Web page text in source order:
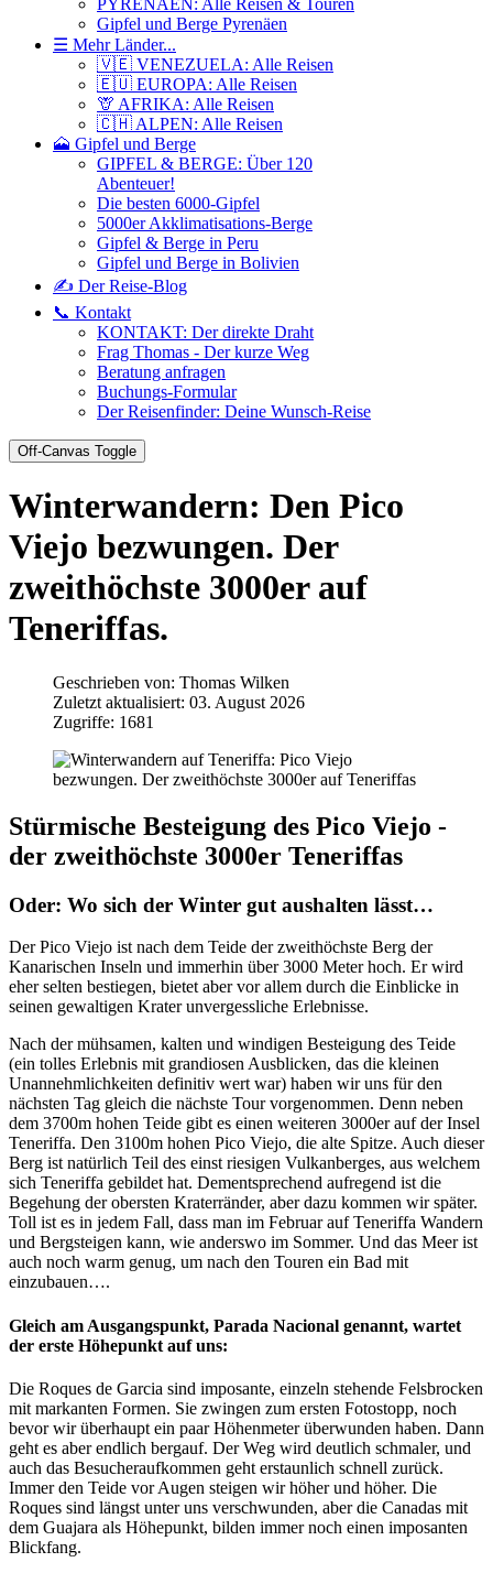
PYRENÄEN: Alle Reisen & Touren
Gipfel und Berge Pyrenäen
☰ Mehr Länder...
🇻🇪 VENEZUELA: Alle Reisen
🇪🇺 EUROPA: Alle Reisen
🦒 AFRIKA: Alle Reisen
🇨🇭 ALPEN: Alle Reisen
🗻 Gipfel und Berge
GIPFEL & BERGE: Über 120
Abenteuer!
Die besten 6000-Gipfel
5000er Akklimatisations-Berge
Gipfel & Berge in Peru
Gipfel und Berge in Bolivien
✍️ Der Reise-Blog
📞 Kontakt
KONTAKT: Der direkte Draht
Frag Thomas - Der kurze Weg
Beratung anfragen
Buchungs-Formular
Der Reisenfinder: Deine Wunsch-Reise
Off-Canvas Toggle
Winterwandern: Den Pico
Viejo bezwungen. Der
zweithöchste 3000er auf
Teneriffas.
Geschrieben von: Thomas Wilken
Zuletzt aktualisiert: 03. August 2026
Zugriffe: 1681
Stürmische Besteigung des Pico Viejo -
der zweithöchste 3000er Teneriffas
Oder: Wo sich der Winter gut aushalten lässt…
Der Pico Viejo ist nach dem Teide der zweithöchste Berg der
Kanarischen Inseln und immerhin über 3000 Meter hoch. Er wird
eher selten bestiegen, bietet aber vor allem durch die Einblicke in
seinen gewaltigen Krater unvergessliche Erlebnisse.
Nach der mühsamen, kalten und windigen Besteigung des Teide
(ein tolles Erlebnis mit grandiosen Ausblicken, das die kleinen
Unannehmlichkeiten definitiv wert war) haben wir uns für den
nächsten Tag gleich die nächste Tour vorgenommen. Denn neben
dem 3700m hohen Teide gibt es einen weiteren 3000er auf der Insel
Teneriffa. Den 3100m hohen Pico Viejo, die alte Spitze. Auch dieser
Berg ist natürlich Teil des einst riesigen Vulkanberges, aus welchem
sich Teneriffa gebildet hat. Dementsprechend aufregend ist die
Begehung der obersten Kraterränder, aber dazu kommen wir später.
Toll ist es in jedem Fall, dass man im Februar auf Teneriffa Wandern
und Bergsteigen kann, wie anderswo im Sommer. Und das Meer ist
auch noch warm genug, um nach den Touren ein Bad mit
einzubauen….
Gleich am Ausgangspunkt, Parada Nacional genannt, wartet
der erste Höhepunkt auf uns:
Die Roques de Garcia sind imposante, einzeln stehende Felsbrocken
mit markanten Formen. Sie zwingen zum ersten Fotostopp, noch
bevor wir überhaupt ein paar Höhenmeter überwunden haben. Dann
geht es aber endlich bergauf. Der Weg wird deutlich schmaler, und
auch das Besucheraufkommen geht erstaunlich schnell zurück.
Immer den Teide vor Augen steigen wir höher und höher. Die
Roques sind längst unter uns verschwunden, aber die Canadas mit
dem Guajara als Höhepunkt, bilden immer noch einen imposanten
Blickfang.